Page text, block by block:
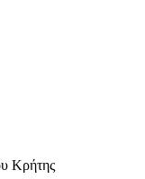
Κρήτης